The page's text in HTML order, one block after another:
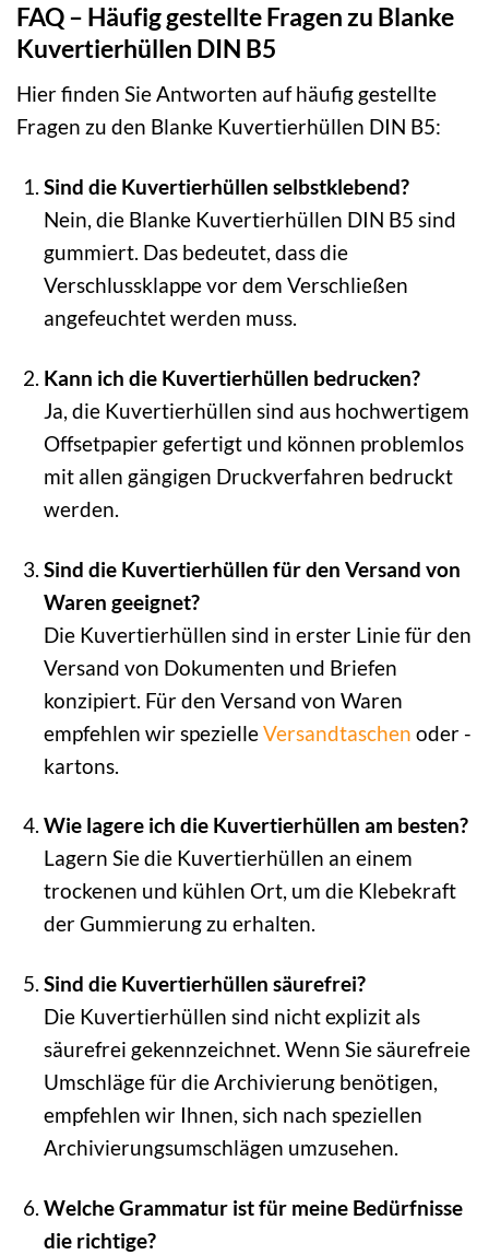
FAQ – Häufig gestellte Fragen zu Blanke
Kuvertierhüllen DIN B5
Hier finden Sie Antworten auf häufig gestellte
Fragen zu den Blanke Kuvertierhüllen DIN B5:
Sind die Kuvertierhüllen selbstklebend?
Nein, die Blanke Kuvertierhüllen DIN B5 sind
gummiert. Das bedeutet, dass die
Verschlussklappe vor dem Verschließen
angefeuchtet werden muss.
Kann ich die Kuvertierhüllen bedrucken?
Ja, die Kuvertierhüllen sind aus hochwertigem
Offsetpapier gefertigt und können problemlos
mit allen gängigen Druckverfahren bedruckt
werden.
Sind die Kuvertierhüllen für den Versand von
Waren geeignet?
Die Kuvertierhüllen sind in erster Linie für den
Versand von Dokumenten und Briefen
konzipiert. Für den Versand von Waren
empfehlen wir spezielleVersandtaschen oder -
kartons.
Wie lagere ich die Kuvertierhüllen am besten?
Lagern Sie die Kuvertierhüllen an einem
trockenen und kühlen Ort, um die Klebekraft
der Gummierung zu erhalten.
Sind die Kuvertierhüllen säurefrei?
Die Kuvertierhüllen sind nicht explizit als
säurefrei gekennzeichnet. Wenn Sie säurefreie
Umschläge für die Archivierung benötigen,
empfehlen wir Ihnen, sich nach speziellen
Archivierungsumschlägen umzusehen.
Welche Grammatur ist für meine Bedürfnisse
die richtige?